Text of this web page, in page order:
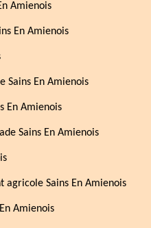
Amienois
En Amienois
Sains En Amienois
En Amienois
Sains En Amienois
Sains En Amienois
Amienois